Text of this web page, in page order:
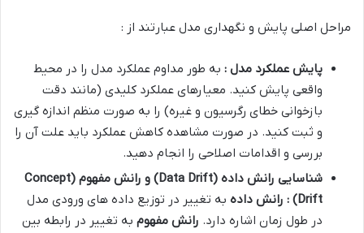
مراحل اصلی پایش و نگهداری مدل عبارتند از :
پایش عملکرد مدل : به طور مداوم عملکرد مدل را در محیط
واقعی پایش کنید. معیارهای عملکرد کلیدی (مانند دقت
بازخوانی خطای رگرسیون و غیره) را به صورت منظم اندازه گیری
و ثبت کنید. در صورت مشاهده کاهش عملکرد باید علت آن را
بررسی و اقدامات اصلاحی را انجام دهید.
شناسایی رانش داده (Data Drift) و رانش مفهوم (Concept
Drift) : رانش داده به تغییر در توزیع داده های ورودی مدل
در طول زمان اشاره دارد. رانش مفهوم به تغییر در رابطه بین